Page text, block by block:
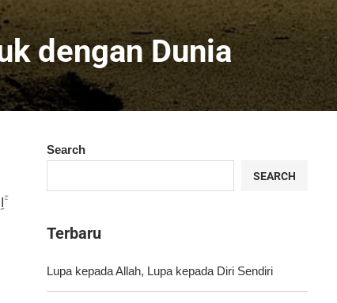
dengan Dunia
اِقْتَرَبَ لِلنَّاسِ حِسَابُهُمْ وَهُمْ فِيْ غَفْلَةٍ مُّعْرِضُوْنَ ۚ
Search
SEARCH
Terbaru
Lupa kepada Allah, Lupa kepada Diri Sendiri